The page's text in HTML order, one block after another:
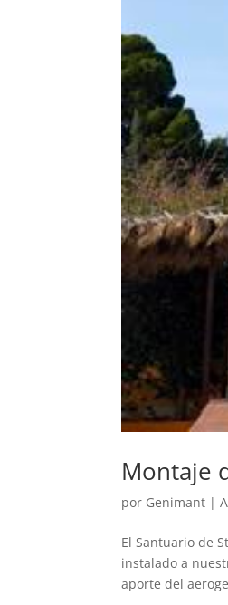
Montaje
por Genimant |
El Santuario de
instalado a
aporte del